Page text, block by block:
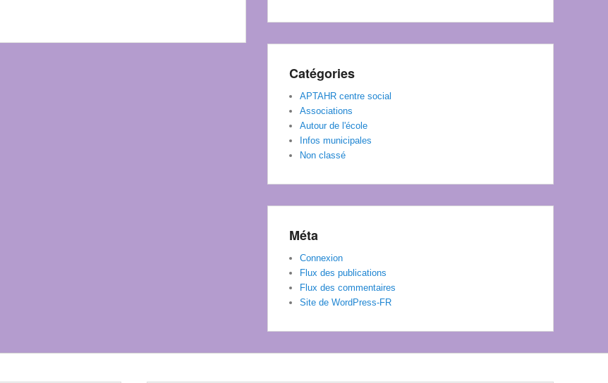
Catégories
APTAHR centre social
Associations
Autour de l'école
Infos municipales
Non classé
Méta
Connexion
Flux des publications
Flux des commentaires
Site de WordPress-FR